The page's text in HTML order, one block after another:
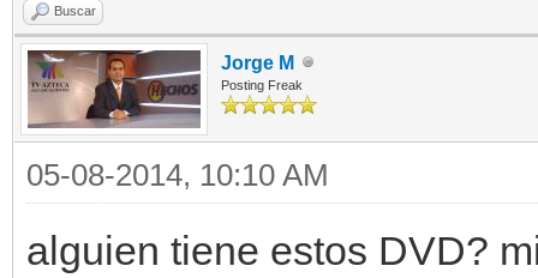
Buscar
Jorge M
Posting Freak
05-08-2014, 10:10 AM
alguien tiene estos DVD?